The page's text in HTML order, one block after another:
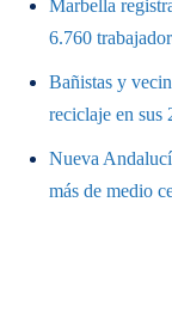
Marbella
6.760
Bañistas y
reciclaje en sus
Nueva
más de medio